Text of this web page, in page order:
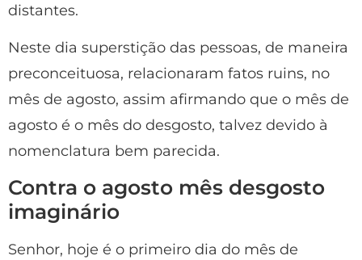
distantes.
Neste dia superstição das pessoas, de maneira
preconceituosa, relacionaram fatos ruins, no
mês de agosto, assim afirmando que o mês de
agosto é o mês do desgosto, talvez devido à
nomenclatura bem parecida.
Contra o agosto mês desgosto
imaginário
Senhor, hoje é o primeiro dia do mês de